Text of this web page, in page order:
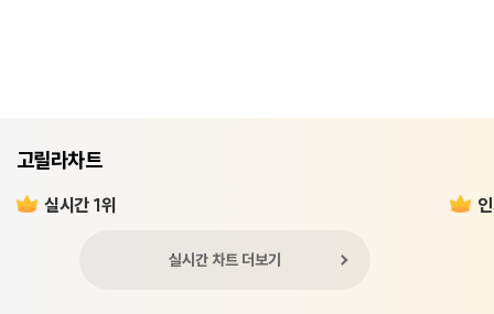
고릴라차트
실시간 1위
실시간 차트 더보기